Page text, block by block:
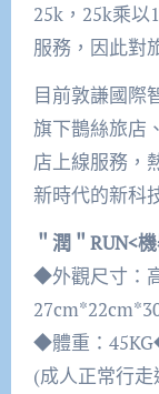
25k，25k乘以
服務，因此對
目前敦謙國際
旗下鵲絲旅店
店上線服務，
新時代的新科
＂潤＂RUN<
◆外觀尺寸：
◆體重：
(成人正常行走